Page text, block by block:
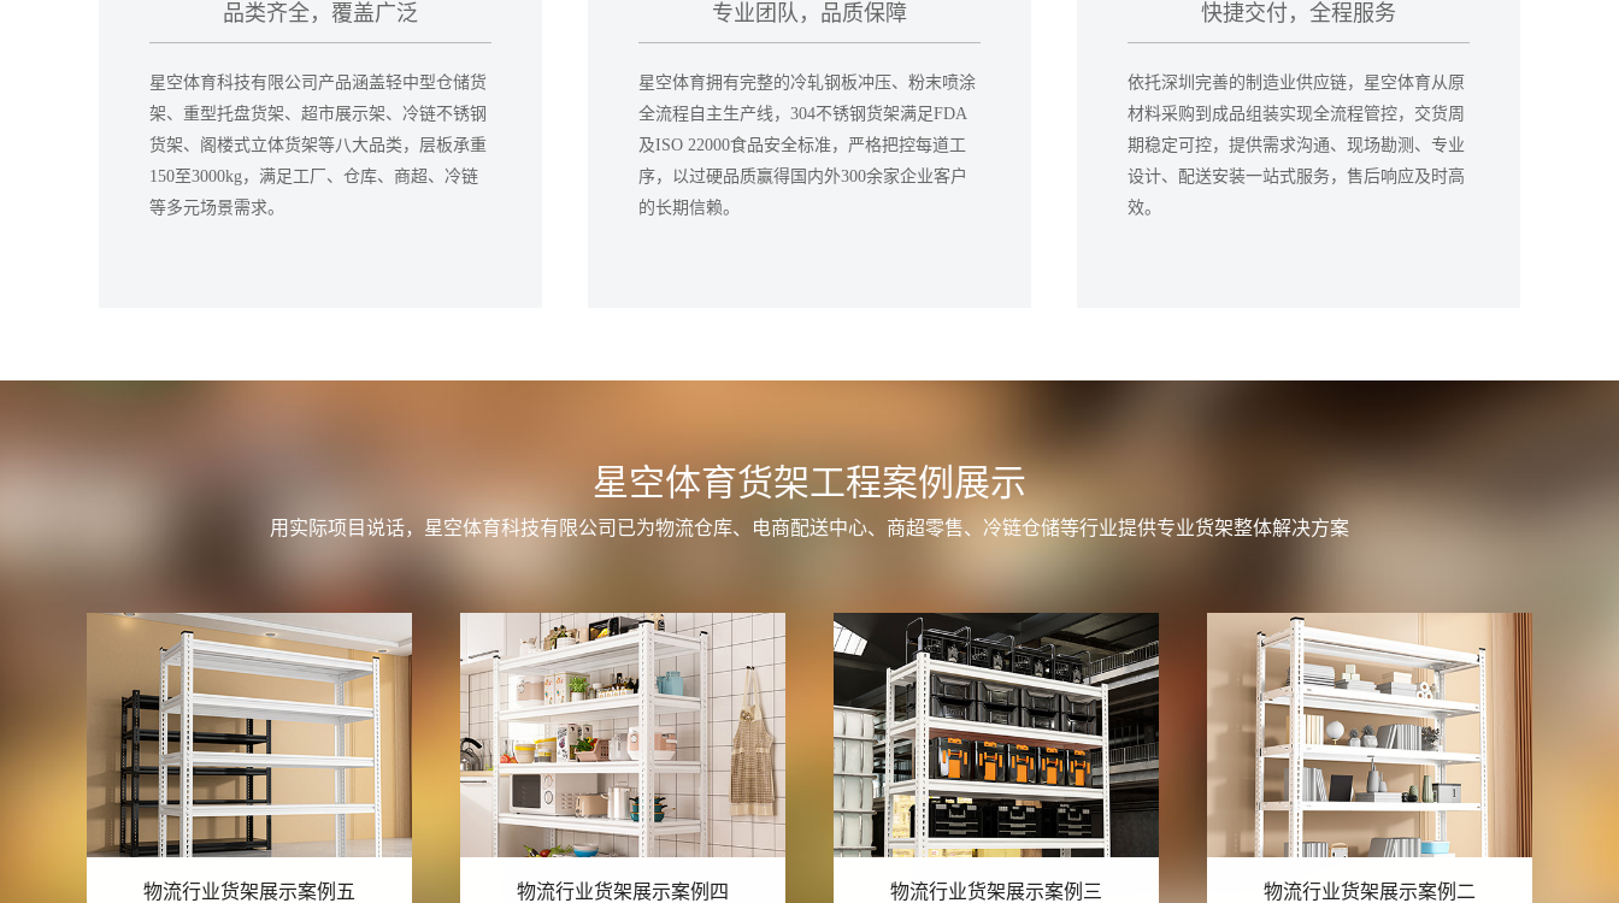
品类齐全，覆盖广泛
星空体育科技有限公司产品涵盖轻中型仓储货
架、重型托盘货架、超市展示架、冷链不锈钢
货架、阁楼式立体货架等八大品类，层板承重
150至3000kg，满足工厂、仓库、商超、冷链
等多元场景需求。
专业团队，品质保障
星空体育拥有完整的冷轧钢板冲压、粉末喷涂
全流程自主生产线，304不锈钢货架满足FDA
及ISO 22000食品安全标准，严格把控每道工
序，以过硬品质赢得国内外300余家企业客户
的长期信赖。
快捷交付，全程服务
依托深圳完善的制造业供应链，星空体育从原
材料采购到成品组装实现全流程管控，交货周
期稳定可控，提供需求沟通、现场勘测、专业
设计、配送安装一站式服务，售后响应及时高
效。
星空体育货架工程案例展示
用实际项目说话，星空体育科技有限公司已为物流仓库、电商配送中心、商超零售、冷链仓储等行业提供专业货架整体解决方案
物流行业货架展示案例四 物流行业货架展示案例三 物流行业货架展示案例二 物流行业货架展示案例一